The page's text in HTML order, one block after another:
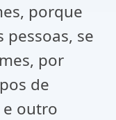
porque
se
por
de
outro